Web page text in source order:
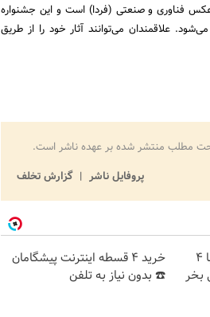
عکس فناوری و صنعتی (فردا) است و این جشنواره
علاقمندان می‌توانند آثار خود را از طریق
مطلب منتشر شده بر عهده ناشر است.
پروفایل ناشر
گزارش تخلف
اینترنت LTE پیشگامان رو با 4
بخر
خرید 4 قسطه اینترنت پیشگامان
☎️ بدون نیاز به تلفن